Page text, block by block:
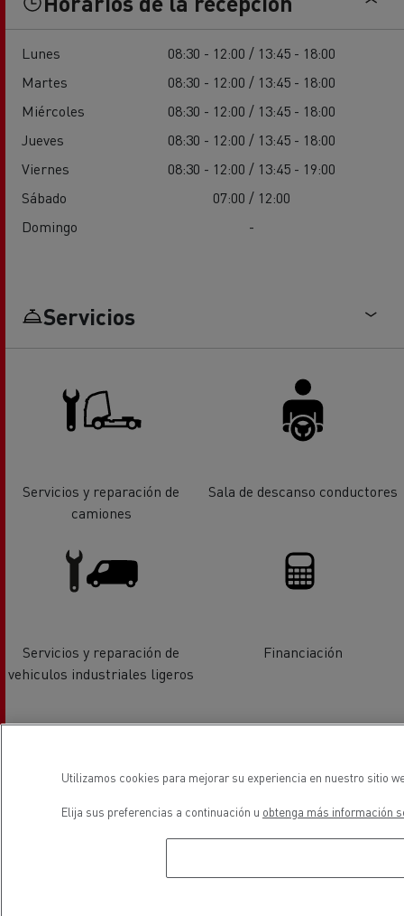
Lunes
08:30 - 12:00 / 13:45 - 18:00
Martes
08:30 - 12:00 / 13:45 - 18:00
Miércoles
08:30 - 12:00 / 13:45 - 18:00
Jueves
08:30 - 12:00 / 13:45 - 18:00
Viernes
08:30 - 12:00 / 13:45 - 19:00
Sábado
07:00 / 12:00
Domingo
-
Servicios
Servicios y reparación de
camiones
Sala de descanso conductores
Servicios y reparación de
vehiculos industriales ligeros
Financiación
Utilizamos cookies para mejorar su experiencia en nuestro sitio
Elija sus preferencias a continuación u obtenga más información